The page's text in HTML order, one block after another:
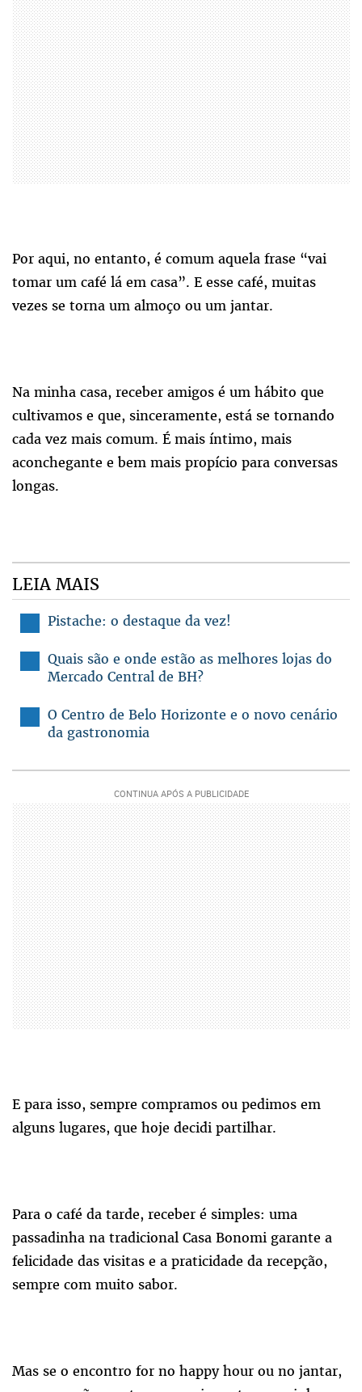
Por aqui, no entanto, é comum aquela frase “vai
tomar um café lá em casa”. E esse café, muitas
vezes se torna um almoço ou um jantar.
Na minha casa, receber amigos é um hábito que
cultivamos e que, sinceramente, está se tornando
cada vez mais comum. É mais íntimo, mais
aconchegante e bem mais propício para conversas
longas.
LEIA MAIS
Pistache: o destaque da vez!
Quais são e onde estão as melhores lojas do
Mercado Central de BH?
O Centro de Belo Horizonte e o novo cenário
da gastronomia
E para isso, sempre compramos ou pedimos em
alguns lugares, que hoje decidi partilhar.
Para o café da tarde, receber é simples: uma
passadinha na tradicional Casa Bonomi garante a
felicidade das visitas e a praticidade da recepção,
sempre com muito sabor.
Mas se o encontro for no happy hour ou no jantar,